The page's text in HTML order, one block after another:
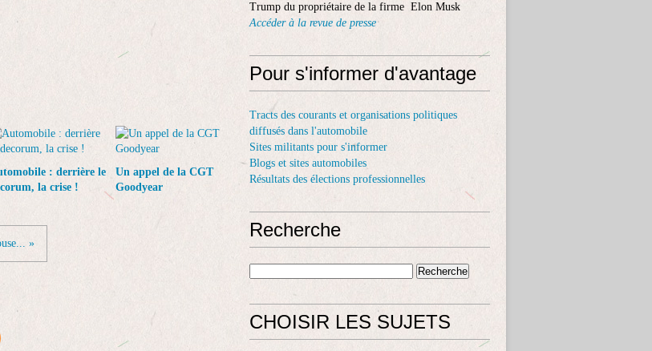
: derrière le
la crise !
Un appel de la CGT
Goodyear
»
Trump du propriétaire de la firme Elon Musk
Accéder à la revue de presse
Pour s'informer d'avantage
Tracts des courants et organisations politiques
diffusés dans l'automobile
Sites militants pour s'informer
Blogs et sites automobiles
Résultats des élections professionnelles
Recherche
CHOISIR LES SUJETS